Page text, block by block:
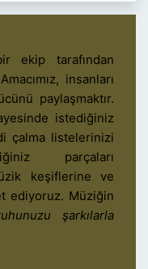
ekip tarafından
insanları
paylaşmaktır.
istediğiniz
çalma listelerinizi
parçaları
keşiflerine ve
ediyoruz. Müziğin
şarkılarla